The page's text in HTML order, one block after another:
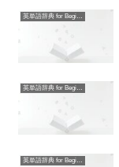
英単語辞典 for Beginners
英単語辞典 for Beginners
英単語辞典 for Beginners